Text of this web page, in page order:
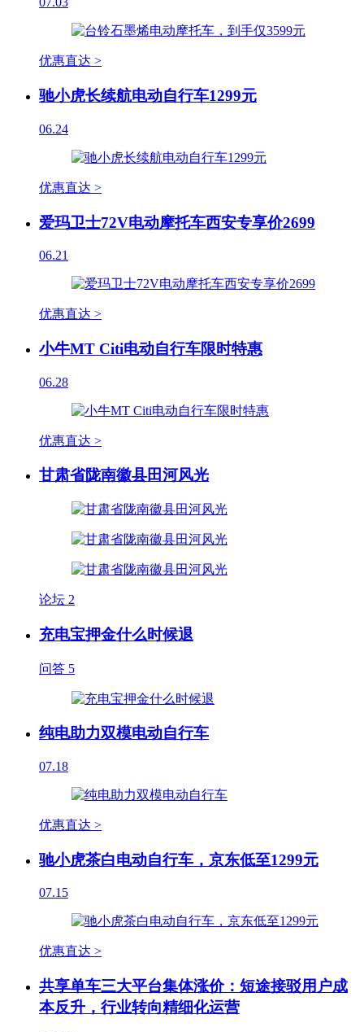
优惠直达 >
驰小虎长续航电动自行车1299元
06.24
优惠直达 >
爱玛卫士72V电动摩托车西安专享价2699
06.21
优惠直达 >
小牛MT Citi电动自行车限时特惠
06.28
优惠直达 >
甘肃省陇南徽县田河风光
论坛 2
充电宝押金什么时候退
问答 5
纯电助力双模电动自行车
07.18
优惠直达 >
驰小虎茶白电动自行车，京东低至1299元
07.15
优惠直达 >
共享单车三大平台集体涨价：短途接驳用户成
本反升，行业转向精细化运营